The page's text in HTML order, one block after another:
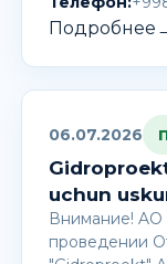
Подробнее
06.07.2026
uchun
Внимание! AО
проведении